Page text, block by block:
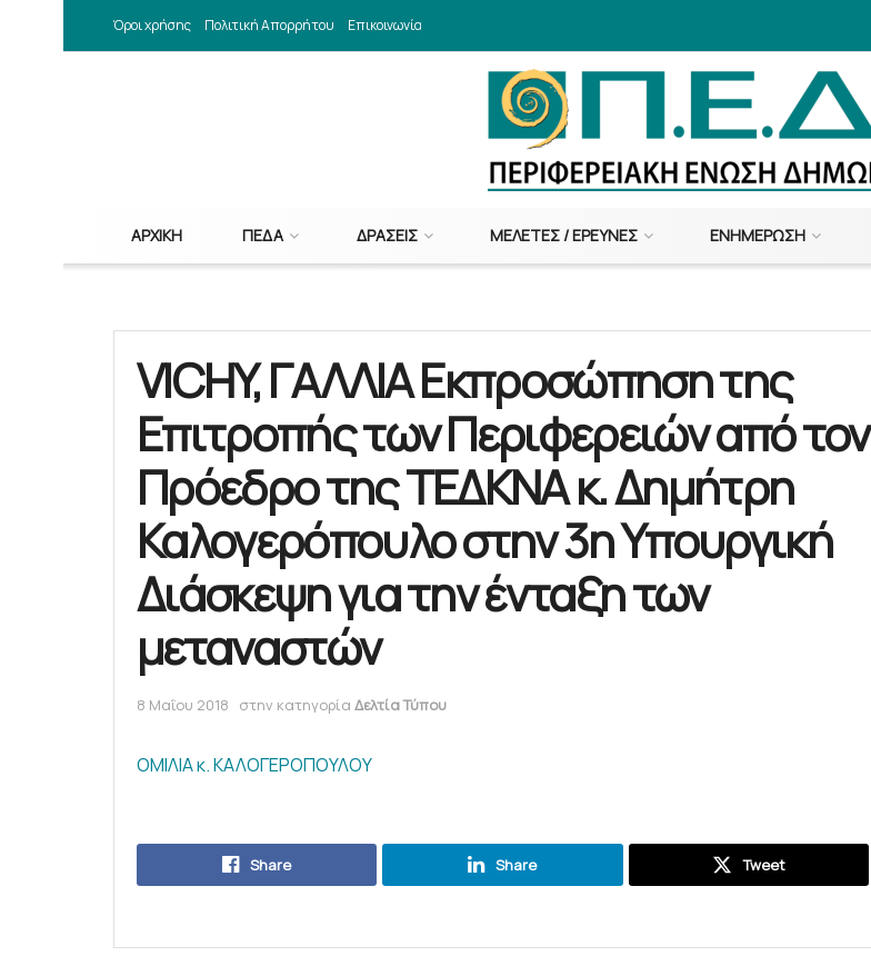
Όροι χρήσης Πολιτική Απορρήτου Επικοινωνία
ΑΡΧΙΚΉ ΠΕΔΑ ΔΡΆΣΕΙΣ ΜΕΛΈΤΕΣ / ΈΡΕΥΝΕΣ ΕΝΗΜΈΡΩΣΗ
VICHY, ΓΑΛΛΙΑ Εκπροσώπηση της
Επιτροπής των Περιφερειών από τον
Πρόεδρο της ΤΕΔΚΝΑ κ. Δημήτρη
Καλογερόπουλο στην 3η Υπουργική
Διάσκεψη για την ένταξη των
μεταναστών
8 Μαΐου 2018 στην κατηγορία Δελτία Τύπου
ΟΜΙΛΙΑ κ. ΚΑΛΟΓΕΡΟΠΟΥΛΟΥ
Share Share Tweet